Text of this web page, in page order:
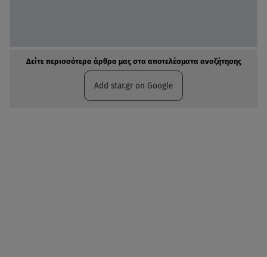
Δείτε περισσότερα άρθρα μας στα αποτελέσματα αναζήτησης
Add star.gr on Google